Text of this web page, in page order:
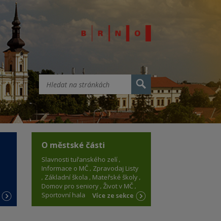
O městské části
Slavnosti tuřanského zelí
Informace o MČ Zpravodaj Listy
Základní škola
Mateřské školy
Domov pro seniory Život v MČ
Sportovní hala
Více ze sekce